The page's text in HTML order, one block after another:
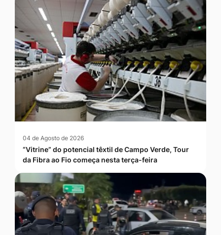
04 de Agosto de 2026
“Vitrine” do potencial têxtil de Campo Verde, Tour
da Fibra ao Fio começa nesta terça-feira